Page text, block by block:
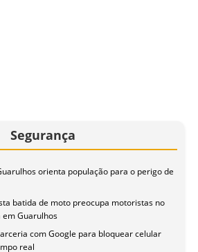
Segurança
orienta população para o perigo de
batida de moto preocupa motoristas no
em Guarulhos
com Google para bloquear celular
real